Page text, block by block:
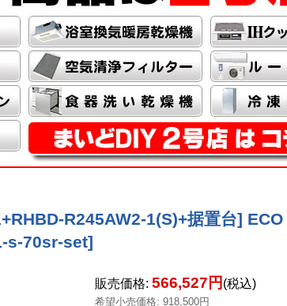
R245AW2-1(S)+据置台]
s-70sr-set]
販売価格: 566,527円 (税込)
希望小売価格: 918,500円